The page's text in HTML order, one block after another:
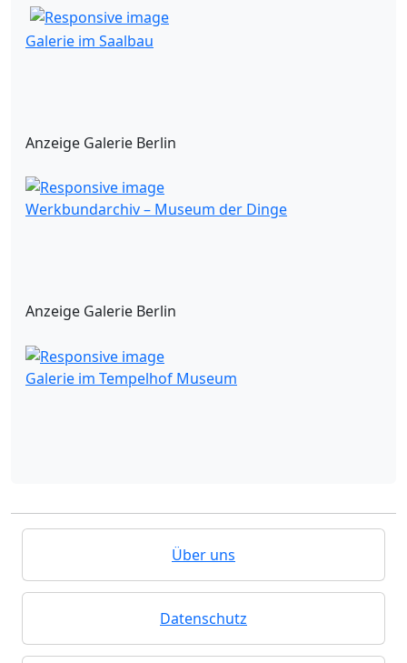
Galerie im Saalbau
Anzeige Galerie Berlin
Werkbundarchiv – Museum der Dinge
Anzeige Galerie Berlin
Galerie im Tempelhof Museum
Über uns
Datenschutz